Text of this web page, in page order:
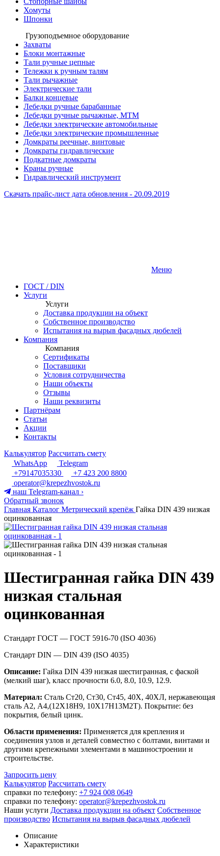
Хомуты
Шпонки
Грузоподъемное оборудование
Захваты
Блоки монтажные
Тали ручные цепные
Тележки к ручным талям
Тали рычажные
Электрические тали
Балки концевые
Лебедки ручные барабанные
Лебедки ручные рычажные, МТМ
Лебедки электрические автомобильные
Лебедки электрические промышленные
Домкраты реечные, винтовые
Домкраты гидравлические
Подкатные домкраты
Краны ручные
Гидравлический инструмент
Скачать прайс-лист дата обновления - 20.09.2019
Меню
ГОСТ / DIN
Услуги
Услуги
Доставка продукции на объект
Собственное производство
Испытания на вырыв фасадных дюбелей
Компания
Компания
Сертификаты
Поставщики
Условия сотрудничества
Наши объекты
Отзывы
Наши реквизиты
Партнёрам
Статьи
Акции
Контакты
Калькулятор Рассчитать смету
WhatsApp
Telegram
+79147035330
+7 423 200 8800
operator@krepezhvostok.ru
наш Telegram-канал ›
Обратный звонок
Главная Каталог Метрический крепёж Гайка DIN 439 низкая
оцинкованная
Шестигранная гайка DIN 439
низкая стальная
оцинкованная
Стандарт ГОСТ — ГОСТ 5916-70 (ISO 4036)
Стандарт DIN — DIN 439 (ISO 4035)
Описание: Гайка DIN 439 низкая шестигранная, с фаской
(мелкий шаг), класс прочности 6.0, 8.0, 10.9, 12.9.
Материал: Сталь Ст20, Ст30, Ст45, 40Х, 40ХЛ, нержавеющая
сталь А2, А4,(12Х18Н9, 10Х17Н13М2Т). Покрытие: без
покрытия, белый цинк.
Области применения: Применяется для крепления и
соединения узлов и деталей совместно с болтами, винтами и
другими крепежными элементами в машиностроении и
строительстве.
Запросить цену
Калькулятор Рассчитать смету
справки по телефону: +7 924 008 0649
справки по телефону: operator@krepezhvostok.ru
Наши услуги Доставка продукции на объект Собственное
производство Испытания на вырыв фасадных дюбелей
Описание
Характеристики